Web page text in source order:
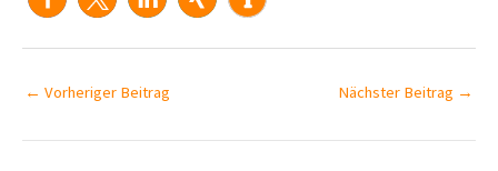
← Vorheriger Beitrag Nächster Beitrag →